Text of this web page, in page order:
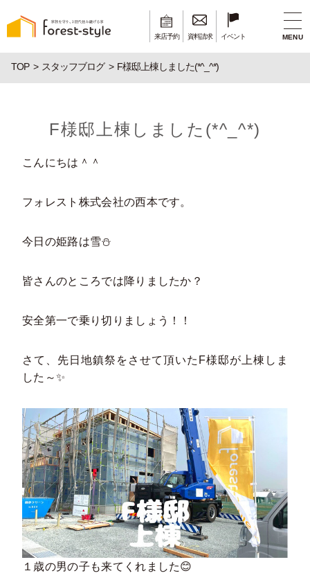
来店予約 資料請求 イベント MENU
TOP スタッフブログ F様邸上棟しました(*^_^*)
F様邸上棟しました(*^_^*)
こんにちは＾＾
フォレスト株式会社の西本です。
今日の姫路は雪⛄
皆さんのところでは降りましたか？
安全第一で乗り切りましょう！！
さて、先日地鎮祭をさせて頂いたF様邸が上棟しま
した～✨
１歳の男の子も来てくれました😊